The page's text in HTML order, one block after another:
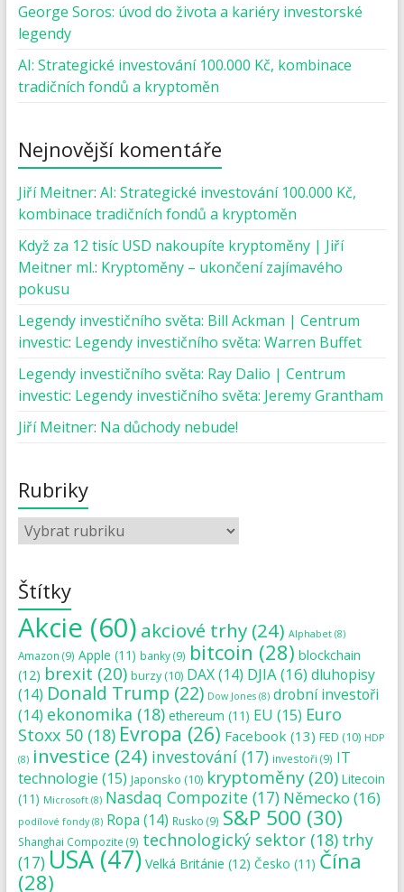
George Soros: úvod do života a kariéry investorské
legendy
AI: Strategické investování 100.000 Kč, kombinace
tradičních fondů a kryptoměn
Nejnovější komentáře
Jiří Meitner: AI: Strategické investování 100.000 Kč,
kombinace tradičních fondů a kryptoměn
Když za 12 tisíc USD nakoupíte kryptoměny | Jiří
Meitner ml.: Kryptoměny – ukončení zajímavého
pokusu
Legendy investičního světa: Bill Ackman | Centrum
investic: Legendy investičního světa: Warren Buffet
Legendy investičního světa: Ray Dalio | Centrum
investic: Legendy investičního světa: Jeremy Grantham
Jiří Meitner: Na důchody nebude!
Rubriky
Štítky
Akcie (60) akciové trhy(24) Alphabet(8)
Amazon (9) Apple (11) banky(9) bitcoin (28) blockchain
(12) brexit (20) burzy(10) DAX(14) DJIA(16)dluhopisy
(14) Donald Trump (22) Dow Jones(8) drobní investoři
(14) ekonomika (18) ethereum (11) EU (15) Euro
Stoxx 50(18) Evropa (26) Facebook (13) FED (10) HDP
(8) investice (24) investování(17) investoři (9) IT
technologie (15) Japonsko (10) kryptoměny(20) Litecoin
(11) Microsoft(8) Nasdaq Compozite(17) Německo (16)
podílové fondy(8) Ropa (14) Rusko (9) S&P 500 (30)
Shanghai Compozite (9) technologický sektor(18) trhy
(17)USA(47) Velká Británie (12) Česko (11) Čína
(28)